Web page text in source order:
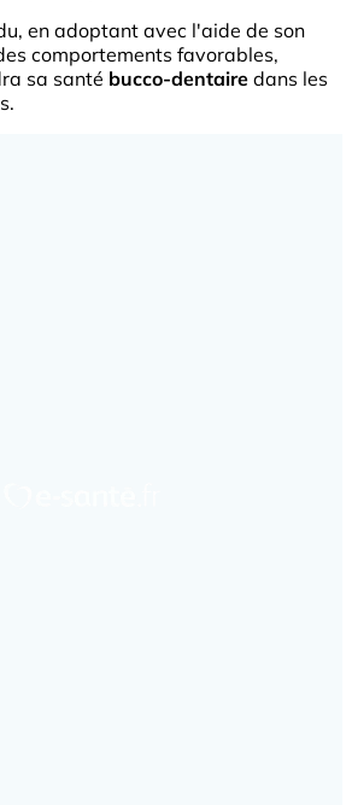
en adoptant avec l'aide de son
comportements favorables,
sa santé bucco-dentaire dans les